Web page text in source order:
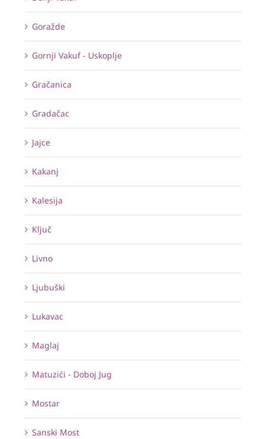
Goražde
Gornji Vakuf - Uskoplje
Gračanica
Gradačac
Jajce
Kakanj
Kalesija
Ključ
Livno
Ljubuški
Lukavac
Maglaj
Matuzići - Doboj Jug
Mostar
Sanski Most